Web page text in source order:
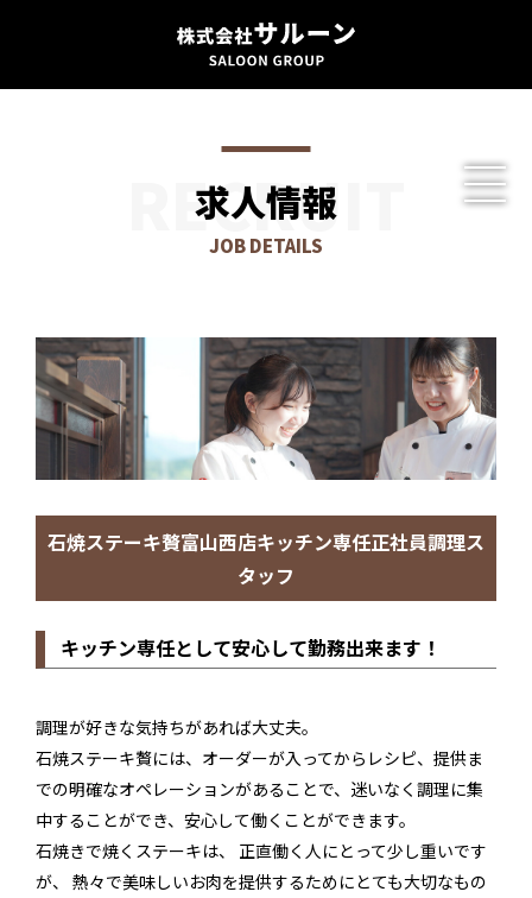
求人情報
JOB DETAILS
RECRUIT
石焼ステーキ贅富山西店キッチン専任正社員調理ス
タッフ
キッチン専任として安心して勤務出来ます！
調理が好きな気持ちがあれば大丈夫。
石焼ステーキ贅には、オーダーが入ってからレシピ、提供ま
での明確なオペレーションがあることで、迷いなく調理に集
中することができ、安心して働くことができます。
石焼きで焼くステーキは、 正直働く人にとって少し重いです
が、 熱々で美味しいお肉を提供するためにとても大切なもの